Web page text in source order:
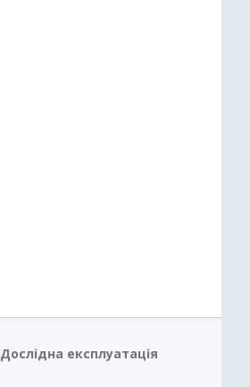
Дослідна експлуатація